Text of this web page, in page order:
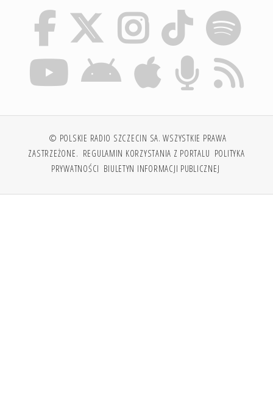
© POLSKIE RADIO SZCZECIN SA. WSZYSTKIE PRAWA
ZASTRZEŻONE. REGULAMIN KORZYSTANIA Z PORTALU POLITYKA
PRYWATNOŚCI BIULETYN INFORMACJI PUBLICZNEJ